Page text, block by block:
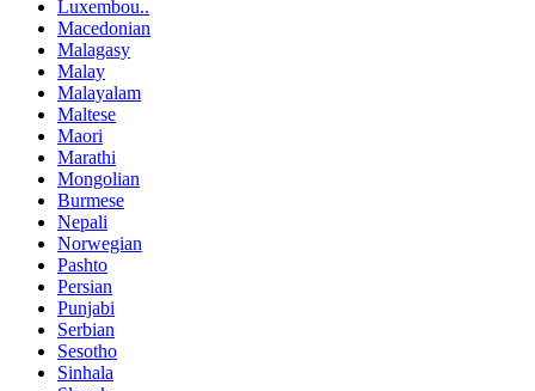
Luxembou..
Macedonian
Malagasy
Malay
Malayalam
Maltese
Maori
Marathi
Mongolian
Burmese
Nepali
Norwegian
Pashto
Persian
Punjabi
Serbian
Sesotho
Sinhala